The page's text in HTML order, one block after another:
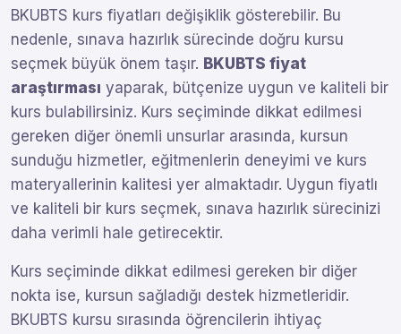
BKUBTS kurs fiyatları değişiklik gösterebilir. Bu
nedenle, sınava hazırlık sürecinde doğru kursu
seçmek büyük önem taşır. BKUBTS fiyat
araştırması yaparak, bütçenize uygun ve kaliteli bir
kurs bulabilirsiniz. Kurs seçiminde dikkat edilmesi
gereken diğer önemli unsurlar arasında, kursun
sunduğu hizmetler, eğitmenlerin deneyimi ve kurs
materyallerinin kalitesi yer almaktadır. Uygun fiyatlı
ve kaliteli bir kurs seçmek, sınava hazırlık sürecinizi
daha verimli hale getirecektir.
Kurs seçiminde dikkat edilmesi gereken bir diğer
nokta ise, kursun sağladığı destek hizmetleridir.
BKUBTS kursu sırasında öğrencilerin ihtiyaç